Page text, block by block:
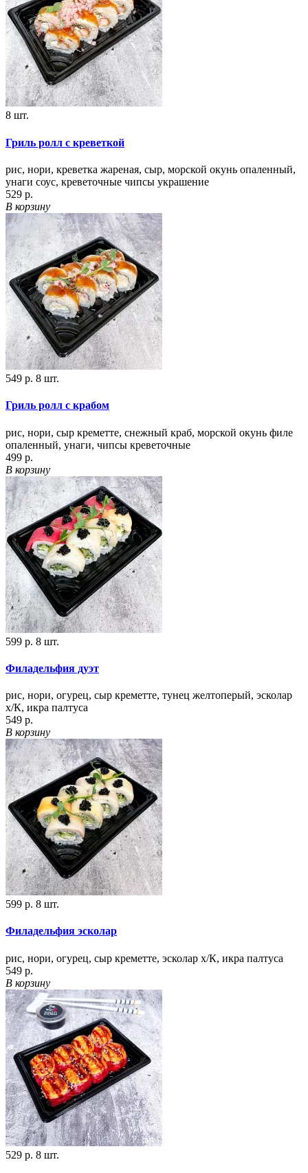
8 шт.
Гриль ролл с креветкой
рис, нори, креветка жареная, сыр, морской окунь опаленный,
унаги соус, креветочные чипсы украшение
529 р.
В корзину
549 р. 8 шт.
Гриль ролл с крабом
рис, нори, сыр креметте, снежный краб, морской окунь филе
опаленный, унаги, чипсы креветочные
499 р.
В корзину
599 р. 8 шт.
Филадельфия дуэт
рис, нори, огурец, сыр креметте, тунец желтоперый, эсколар
х/К, икра палтуса
549 р.
В корзину
599 р. 8 шт.
Филадельфия эсколар
рис, нори, огурец, сыр креметте, эсколар х/К, икра палтуса
549 р.
В корзину
529 р. 8 шт.